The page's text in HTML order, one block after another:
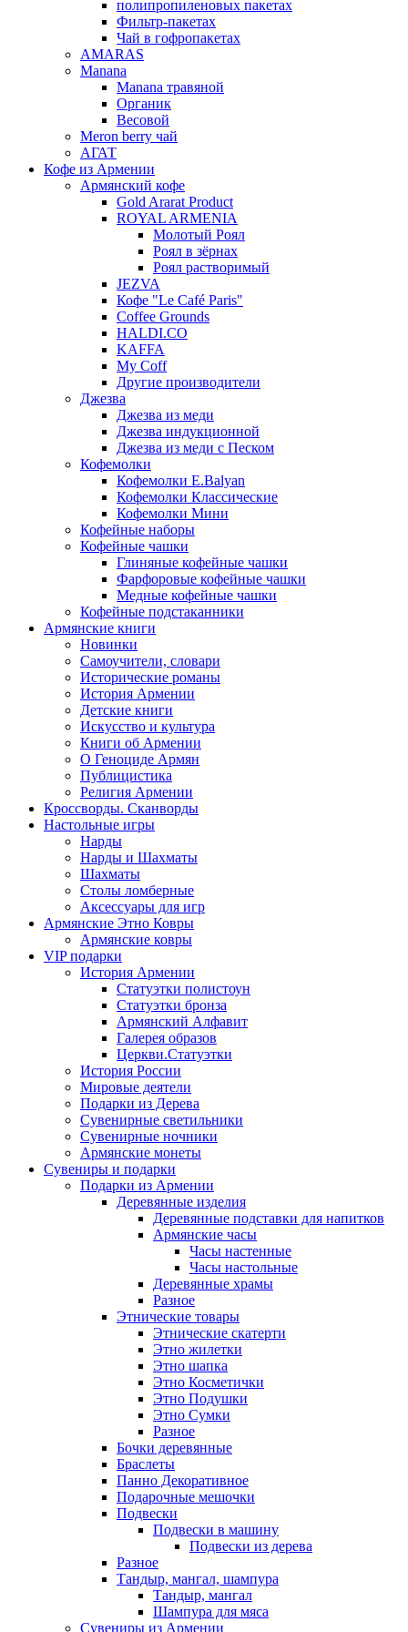
полипропиленовых пакетах
Фильтр-пакетах
Чай в гофропакетах
AMARAS
Manana
Manana травяной
Органик
Весовой
Meron berry чай
АГАТ
Кофе из Армении
Армянский кофе
Gold Ararat Product
ROYAL ARMENIA
Молотый Роял
Роял в зёрнах
Роял растворимый
JEZVA
Кофе "Le Café Paris"
Coffee Grounds
HALDI.CO
KAFFA
My Coff
Другие производители
Джезва
Джезва из меди
Джезва индукционной
Джезва из меди с Песком
Кофемолки
Кофемолки E.Balyan
Кофемолки Классические
Кофемолки Мини
Кофейные наборы
Кофейные чашки
Глиняные кофейные чашки
Фарфоровые кофейные чашки
Медные кофейные чашки
Кофейные подстаканники
Армянские книги
Новинки
Самоучители, словари
Исторические романы
История Армении
Детские книги
Иcкусство и культура
Книги об Армении
О Геноциде Армян
Публицистика
Религия Армении
Кроссворды. Сканворды
Настольные игры
Нарды
Нарды и Шахматы
Шахматы
Столы ломберные
Аксессуары для игр
Армянские Этно Ковры
Армянские ковры
VIP подарки
История Армении
Статуэтки полистоун
Статуэтки бронза
Армянский Алфавит
Галерея образов
Церкви.Статуэтки
История России
Мировые деятели
Подарки из Дерева
Сувенирные светильники
Сувенирные ночники
Армянские монеты
Сувениры и подарки
Подарки из Армении
Деревянные изделия
Деревянные подставки для напитков
Армянские часы
Часы настенные
Часы настольные
Деревянные храмы
Разное
Этнические товары
Этнические скатерти
Этно жилетки
Этно шапка
Этно Косметички
Этно Подушки
Этно Сумки
Разное
Бочки деревянные
Браслеты
Панно Декоративное
Подарочные мешочки
Подвески
Подвески в машину
Подвески из дерева
Разное
Тандыр, мангал, шампура
Тандыр, мангал
Шампура для мяса
Сувениры из Армении